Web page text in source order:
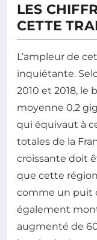
LES
CETTE
L’ampleur de
inquiétante.
2010 et 2018, le
moyenne 0,2
qui équivaut à
totales de la
croissante doit
que cette
comme un puit
également
augmenté de